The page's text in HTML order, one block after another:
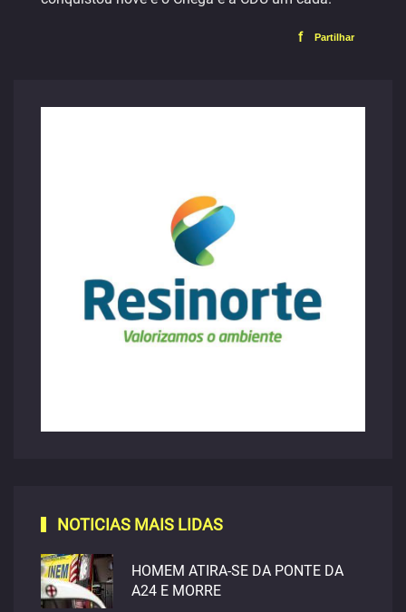
f Partilhar
NOTICIAS MAIS LIDAS
HOMEM ATIRA-SE DA PONTE DA
A24 E MORRE